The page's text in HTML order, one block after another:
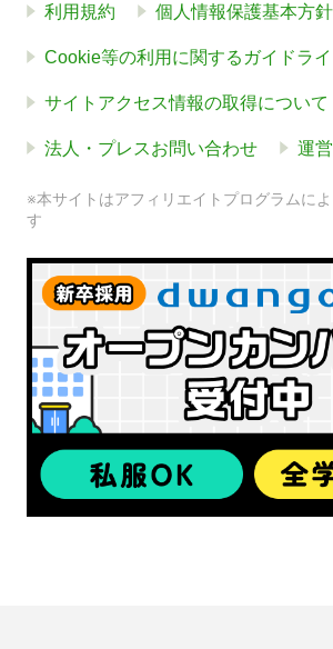
利用規約 個人情報保護基本方針
Cookie等の利用に関するガイドラ
サイトアクセス情報の取得について
法人・プレスお問い合わせ 運
※本サイトはアフィリエイトプログラムに
す